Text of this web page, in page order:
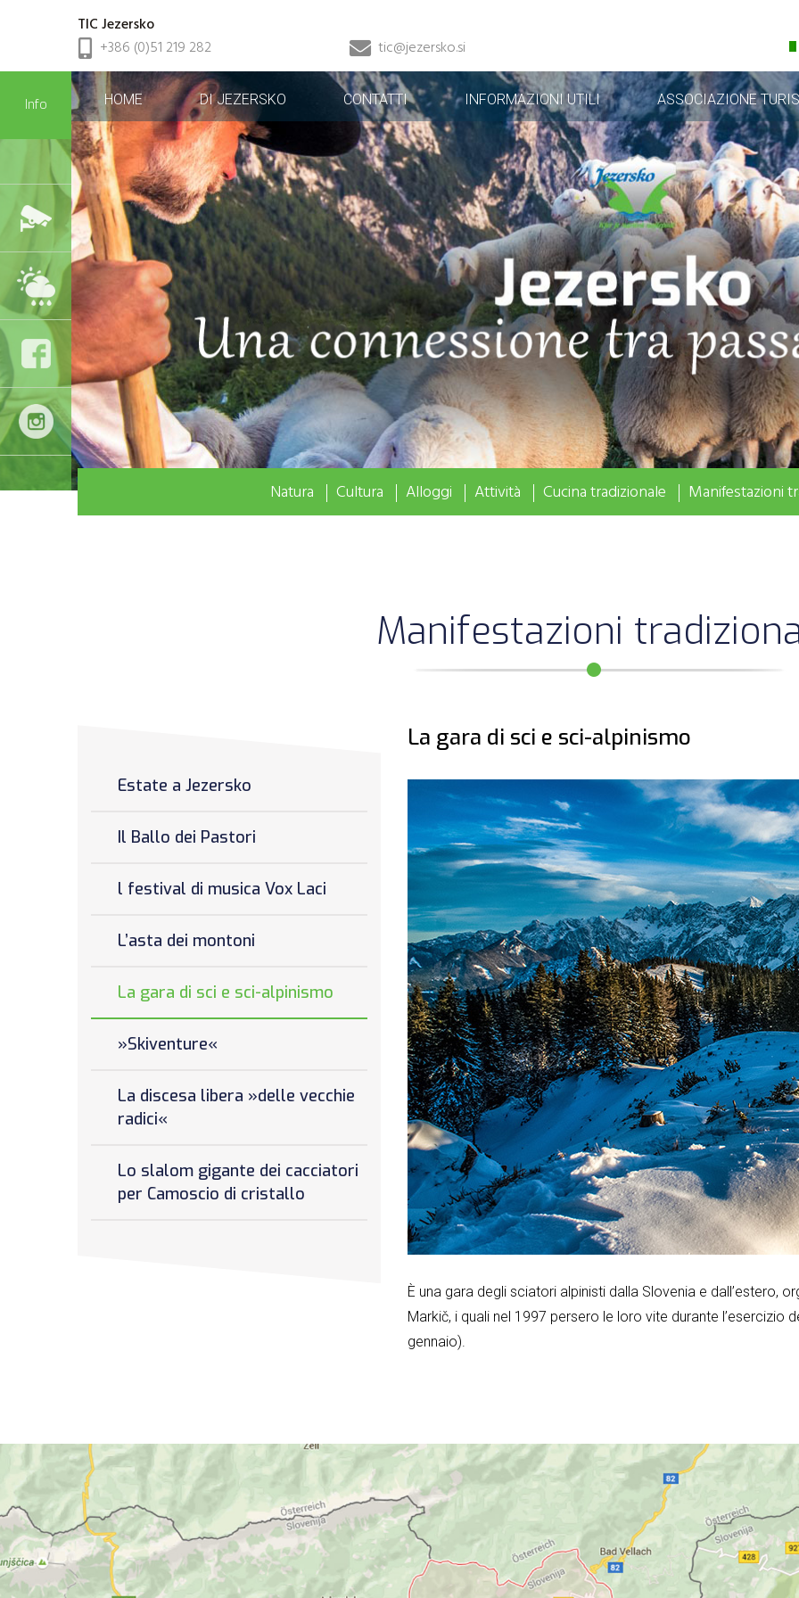
TIC Jezersko
+386 (0)51 219 282
tic@jezersko.si
Info HOME DI JEZERSKO CONTATTI INFORMAZIONI UTILI ASSOCIAZIONE
Natura Cultura Alloggi Attività Cucina tradizionale Manifestazioni
Manifestazioni
La gara di sci e sci-alpinismo
È una gara degli sciatori alpinisti dalla Slovenia e dall’estero,
Markič, i quali nel 1997 persero le loro vite durante
gennaio).
Estate a Jezersko
Il Ballo dei Pastori
l festival di musica Vox Laci
L’asta dei montoni
La gara di sci e sci-alpinismo
»Skiventure«
La discesa libera »delle vecchie
radici«
Lo slalom gigante dei cacciatori
per Camoscio di cristallo